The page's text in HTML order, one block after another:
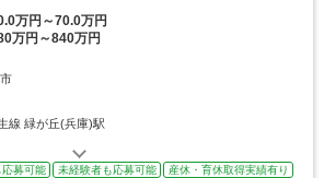
万円～70.0万円
万円～840万円
線 緑が丘(兵庫)駅
応募可能 未経験者も応募可能
産休・育休取得実績有り